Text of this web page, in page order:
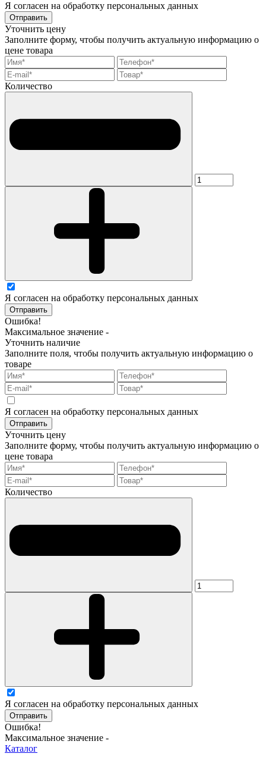
Я согласен на обработку персональных данных
Отправить
Уточнить цену
Заполните форму, чтобы получить актуальную информацию о
цене товара
Количество
Я согласен на обработку персональных данных
Отправить
Ошибка!
Максимальное значение -
Уточнить наличие
Заполните поля, чтобы получить актуальную информацию о
товаре
Я согласен на обработку персональных данных
Отправить
Уточнить цену
Заполните форму, чтобы получить актуальную информацию о
цене товара
Количество
Я согласен на обработку персональных данных
Отправить
Ошибка!
Максимальное значение -
Каталог